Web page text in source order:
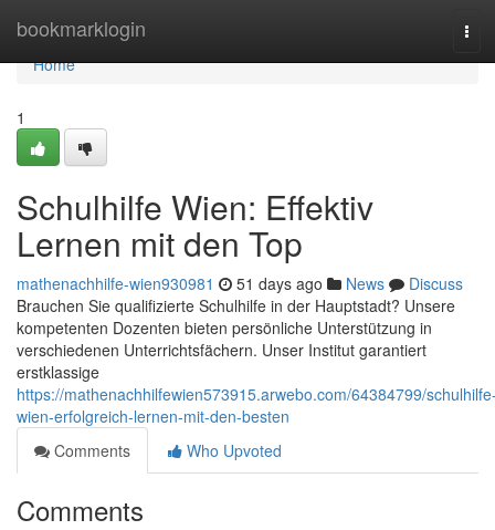
bookmarklogin
Home
Home
1
Schulhilfe Wien: Effektiv
Lernen mit den Top
mathenachhilfe-wien930981 51 days ago News
Discuss
Brauchen Sie qualifizierte Schulhilfe in der Hauptstadt? Unsere
kompetenten Dozenten bieten persönliche Unterstützung in
verschiedenen Unterrichtsfächern. Unser Institut garantiert
erstklassige
https://mathenachhilfewien573915.arwebo.com/64384799/
wien-erfolgreich-lernen-mit-den-besten
Comments
Who Upvoted
Comments